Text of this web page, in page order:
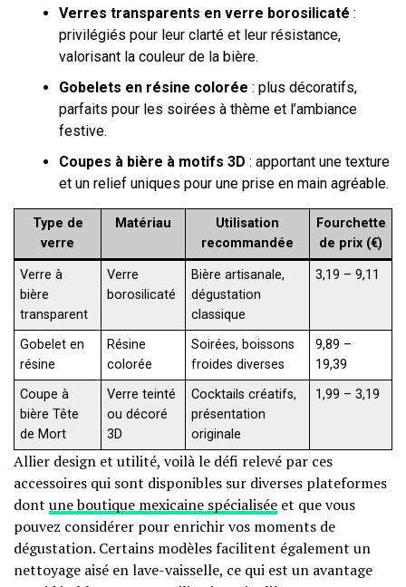
Verres transparents en verre borosilicaté :
privilégiés pour leur clarté et leur résistance,
valorisant la couleur de la bière.
Gobelets en résine colorée : plus décoratifs,
parfaits pour les soirées à thème et l’ambiance
festive.
Coupes à bière à motifs 3D : apportant une texture
et un relief uniques pour une prise en main agréable.
Type de
verre
Matériau
Utilisation
recommandée
Fourchette
de prix (€)
Verre à
bière
transparent
Verre
borosilicaté
Bière artisanale,
dégustation
classique
3,19 – 9,11
Gobelet en
résine
Résine
colorée
Soirées, boissons
froides diverses
9,89 –
19,39
Coupe à
bière Tête
de Mort
Verre teinté
ou décoré
3D
Cocktails créatifs,
présentation
originale
1,99 – 3,19
Allier design et utilité, voilà le défi relevé par ces
accessoires qui sont disponibles sur diverses plateformes
dont une boutique mexicaine spécialisée et que vous
pouvez considérer pour enrichir vos moments de
dégustation. Certains modèles facilitent également un
nettoyage aisé en lave-vaisselle, ce qui est un avantage